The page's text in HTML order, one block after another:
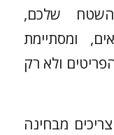
שלכם,
ומסתיימת
ולא רק
מבחינה